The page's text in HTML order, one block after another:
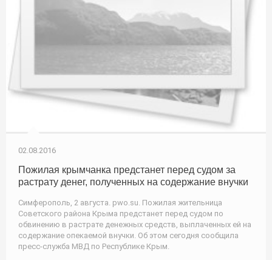
02.08.2016
Пожилая крымчанка предстанет перед судом за
растрату денег, полученных на содержание внучки
Симферополь, 2 августа. pwo.su. Пожилая жительница
Советского района Крыма предстанет перед судом по
обвинению в растрате денежных средств, выплаченных ей на
содержание опекаемой внучки. Об этом сегодня сообщила
пресс-служба МВД по Республике Крым.